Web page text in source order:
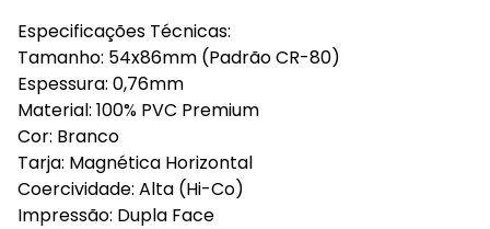
Especificações Técnicas:
Tamanho: 54x86mm (Padrão CR-80)
Espessura: 0,76mm
Material: 100% PVC Premium
Cor: Branco
Tarja: Magnética Horizontal
Coercividade: Alta (Hi-Co)
Impressão: Dupla Face